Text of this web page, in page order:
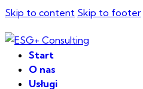
Skip to content Skip to footer
Start
O nas
Usługi